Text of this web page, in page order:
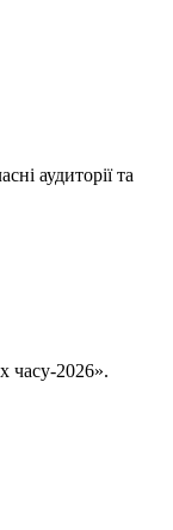
аудиторії та
часу-2026».